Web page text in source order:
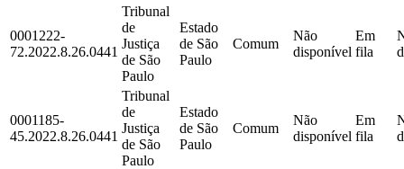
0001222-
72.2022.8.26.0441
Tribunal
de
Justiça
de São
Paulo
Estado
de São
Paulo
Comum
Não
disponível
Em
fila
0001185-
45.2022.8.26.0441
Tribunal
de
Justiça
de São
Paulo
Estado
de São
Paulo
Comum
Não
disponível
Em
fila